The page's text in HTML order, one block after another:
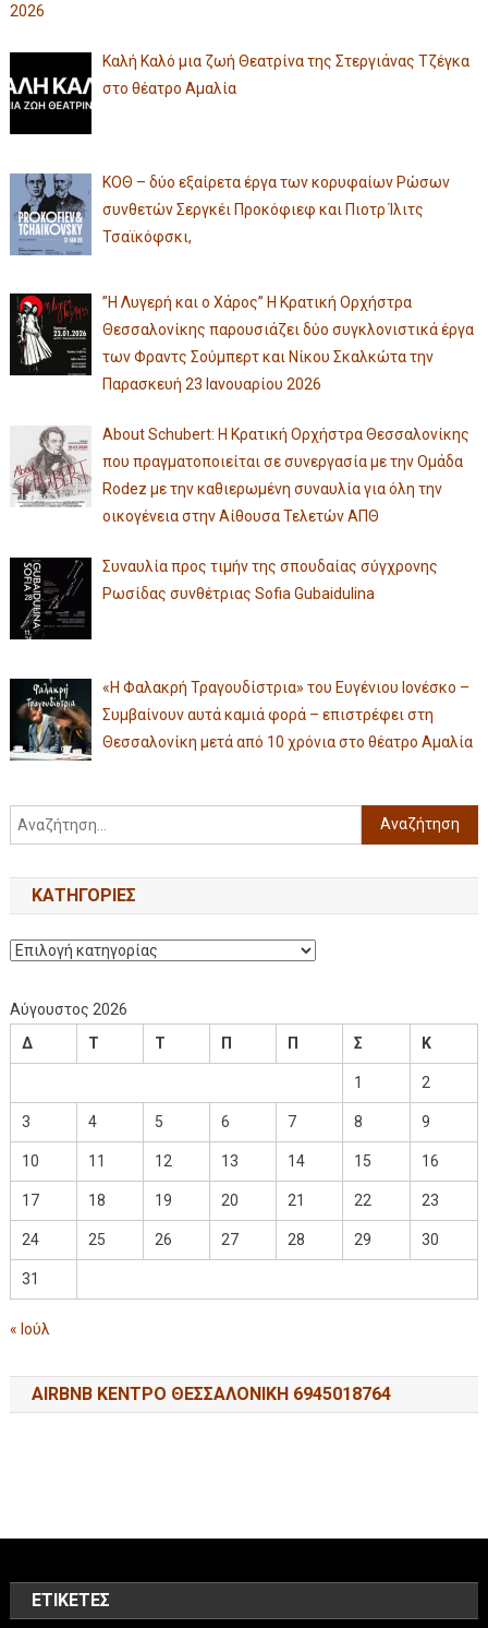
2026
Καλή Καλό μια ζωή Θεατρίνα της Στεργιάνας Τζέγκα
στο θέατρο Αμαλία
ΚΟΘ – δύο εξαίρετα έργα των κορυφαίων Ρώσων
συνθετών Σεργκέι Προκόφιεφ και Πιοτρ Ίλιτς
Τσαϊκόφσκι,
”Η Λυγερή και ο Χάρος” Η Κρατική Ορχήστρα
Θεσσαλονίκης παρουσιάζει δύο συγκλονιστικά έργα
των Φραντς Σούμπερτ και Νίκου Σκαλκώτα την
Παρασκευή 23 Ιανουαρίου 2026
About Schubert: Η Κρατική Ορχήστρα Θεσσαλονίκης
που πραγματοποιείται σε συνεργασία με την Ομάδα
Rodez με την καθιερωμένη συναυλία για όλη την
οικογένεια στην Αίθουσα Τελετών ΑΠΘ
Συναυλία προς τιμήν της σπουδαίας σύγχρονης
Ρωσίδας συνθέτριας Sofia Gubaidulina
«Η Φαλακρή Τραγουδίστρια» του Ευγένιου Ιονέσκο –
Συμβαίνουν αυτά καμιά φορά – επιστρέφει στη
Θεσσαλονίκη μετά από 10 χρόνια στο θέατρο Αμαλία
KΑΤΗΓΟΡΊΕΣ
Αύγουστος 2026
Δ
Τ Τ Π Π Σ Κ
1 2
3 4 5 6 7 8 9
10 11 12 13 14 15 16
17 18 19 20 21 22 23
24 25 26 27 28 29 30
31
« Ιούλ
AIRBNB ΚΕΝΤΡΟ ΘΕΣΣΑΛΟΝΙΚΗ 6945018764
ΕΤΙΚΈΤΕΣ